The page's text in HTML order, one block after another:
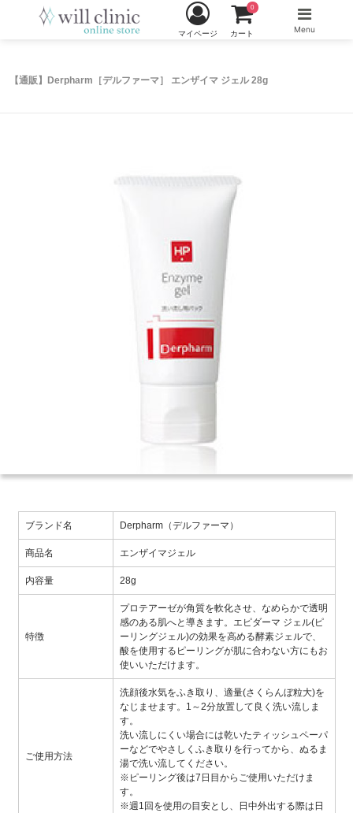
【通販】Derpharm［デルファーマ］ エンザイマ ジェル 28g
マイページ カート
0
Menu
ブランド名 Derpharm（デルファーマ）
商品名 エンザイマジェル
内容量 28g
特徴
プロテアーゼが角質を軟化させ、なめらかで透明
感のある肌へと導きます。エピダーマ ジェル(ピ
ーリングジェル)の効果を高める酵素ジェルで、
酸を使用するピーリングが肌に合わない方にもお
使いいただけます。
ご使用方法
洗顔後水気をふき取り、適量(さくらんぼ粒大)を
なじませます。1～2分放置して良く洗い流しま
す。
洗い流しにくい場合には乾いたティッシュペーパ
ーなどでやさしくふき取りを行ってから、ぬるま
湯で洗い流してください。
※ピーリング後は7日目からご使用いただけま
す。
※週1回を使用の目安とし、日中外出する際は日